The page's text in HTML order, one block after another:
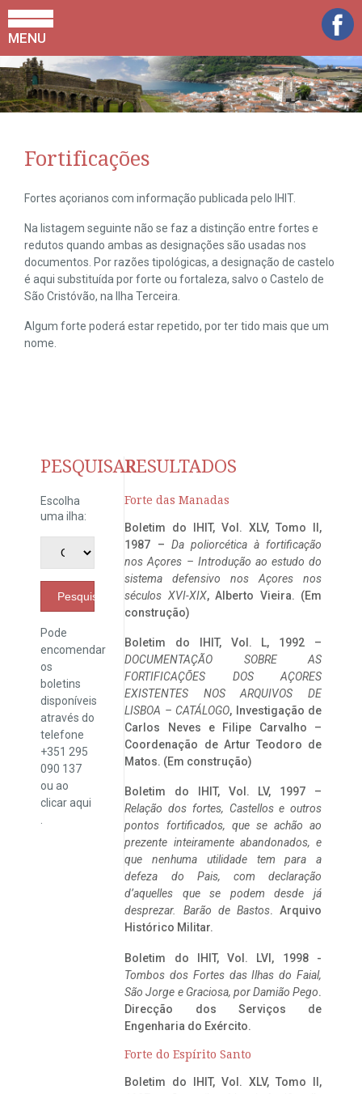
MENU
Fortificações
Fortes açorianos com informação publicada pelo IHIT.
Na listagem seguinte não se faz a distinção entre fortes e
redutos quando ambas as designações são usadas nos
documentos. Por razões tipológicas, a designação de castelo
é aqui substituída por forte ou fortaleza, salvo o Castelo de
São Cristóvão, na Ilha Terceira.
Algum forte poderá estar repetido, por ter tido mais que um
nome.
PESQUISAR
Escolha
uma ilha:
Pesquisar
Pode
encomendar
os
boletins
disponíveis
através do
telefone
+351 295
090 137
ou ao
clicaraqui
RESULTADOS
Forte das Manadas
Boletim do IHIT, Vol. XLV, Tomo II,
1987 – Da poliorcética à fortificação
nos Açores – Introdução ao estudo do
sistema defensivo nos Açores nos
séculos XVI-XIX, Alberto Vieira. (Em
construção)
Boletim do IHIT, Vol. L, 1992 –
DOCUMENTAÇÃO SOBRE AS
FORTIFICAÇÕES DOS AÇORES
EXISTENTES NOS ARQUIVOS DE
LISBOA – CATÁLOGO, Investigação de
Carlos Neves e Filipe Carvalho –
Coordenação de Artur Teodoro de
Matos. (Em construção)
Boletim do IHIT, Vol. LV, 1997 –
Relação dos fortes, Castellos e outros
pontos fortificados, que se achão ao
prezente inteiramente abandonados, e
que nenhuma utilidade tem para a
defeza do Pais, com declaração
d’aquelles que se podem desde já
desprezar. Barão de Bastos. Arquivo
Histórico Militar.
Boletim do IHIT, Vol. LVI, 1998 -
Tombos dos Fortes das Ilhas do Faial,
São Jorge e Graciosa, por Damião Pego.
Direcção dos Serviços de
Engenharia do Exército.
Forte do Espírito Santo
Boletim do IHIT, Vol. XLV, Tomo II,